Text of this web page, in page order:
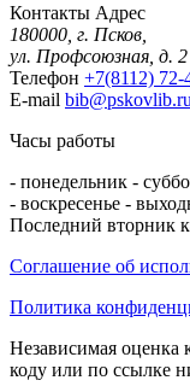
Контакты Адрес
180000, г. Псков,
ул. Профсоюзная, д. 2
Телефон +7(8112) 72-
E-mail bib@pskovlib.ru
Часы работы
- понедельник -
- воскресенье -
Последний вторник
Соглашение об
Политика
Независимая оценка
коду или по ссылке